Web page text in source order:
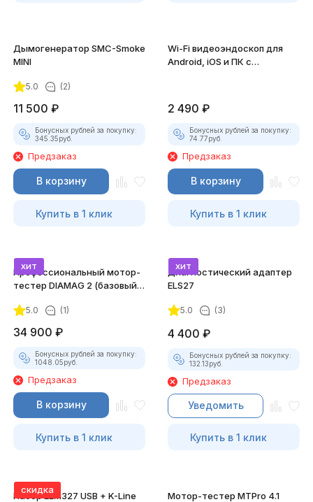
Дымогенератор SMC-Smoke
MINI
5.0 (2)
11 500 ₽
Бонусных рублей за покупку:
345.35руб.
Предзаказ
В корзину
Купить в 1 клик
Wi-Fi видеоэндоскоп для
Android, iOS и ПК с
2 490 ₽
Бонусных рублей за покупку:
74.77руб.
Предзаказ
В корзину
Купить в 1 клик
хит
Профессиональный мотор-
тестер DIAMAG 2 (базовый
5.0 (1)
34 900 ₽
Бонусных рублей за покупку:
1048.05руб.
Предзаказ
В корзину
Купить в 1 клик
хит
Диагностический адаптер
ELS27
5.0 (3)
4 400 ₽
Бонусных рублей за покупку:
132.13руб.
Предзаказ
Уведомить
Купить в 1 клик
скидка
Набор ELM327 USB + K-Line
Мотор-тестер MTPro 4.1